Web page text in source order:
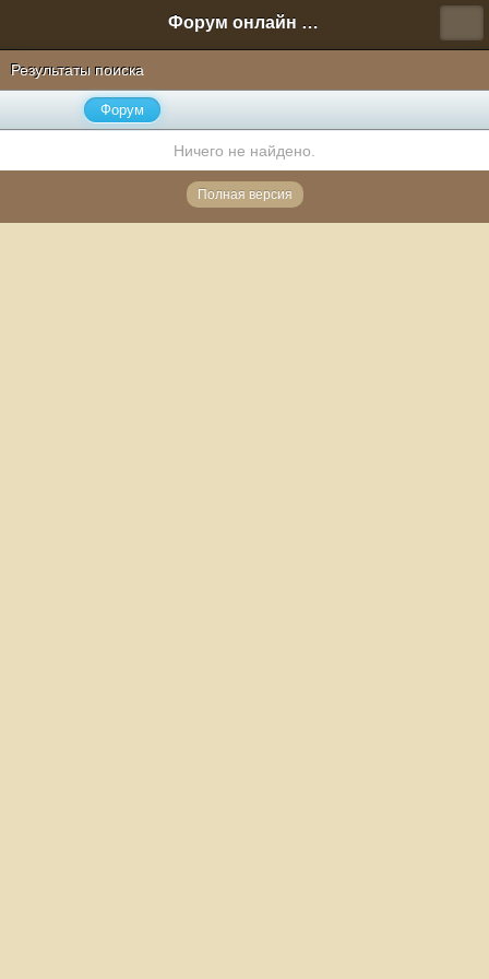
Форум онлайн игры "Новая Эра" (Нюра Биз)
Результаты поиска
Форум
Ничего не найдено.
Полная версия